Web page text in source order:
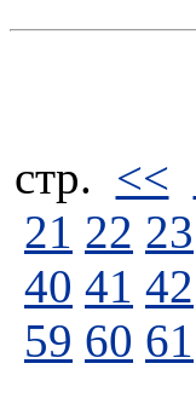
стp. <<
21 22 23
40 41 42
59 60 61